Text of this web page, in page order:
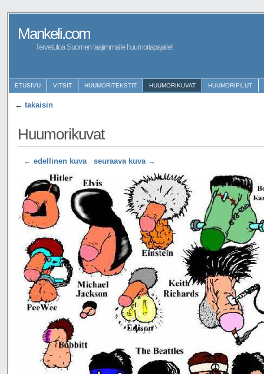
Mankeli.com
Tervetuloa Suomen laajimmalle huumoriapajalle!
ETUSIVU VITSIT HUUMORITEKSTIT HUUMORIKUVAT HUUMORIFILUT
← takaisin
Huumorikuvat
← edellinen kuva seuraava kuva →